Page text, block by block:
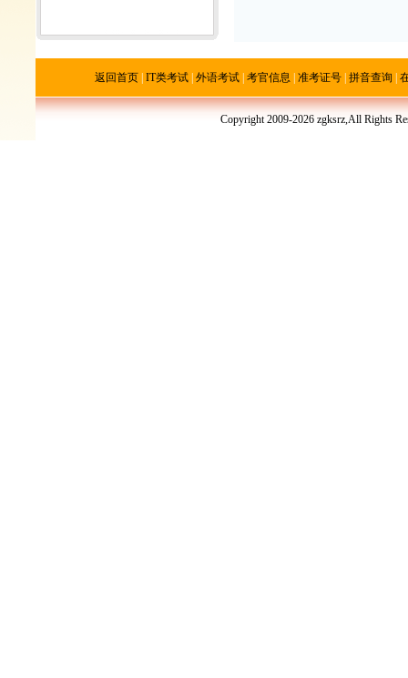
返回首页 IT类考试 外语考试 考官信息 准考证号 拼音查询
Copyright 2009-2026 zgksrz,All Rights